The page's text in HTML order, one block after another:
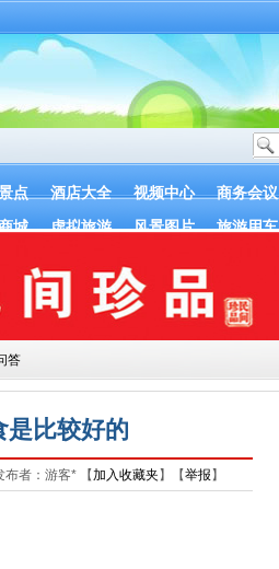
点 酒店大全 视频中心 商务会议
城 虚拟旅游 风景图片 旅游用车
答
是比较好的
者：游客* 【加入收藏夹 】【举报 】